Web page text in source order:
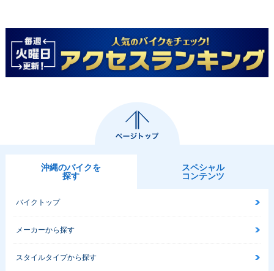
沖縄のバイクを
探す
スペシャル
コンテンツ
バイクトップ
メーカーから探す
スタイルタイプから探す